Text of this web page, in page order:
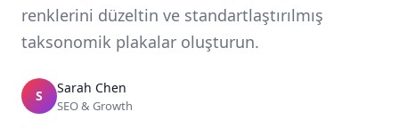
renklerini düzeltin ve standartlaştırılmış
taksonomik plakalar oluşturun.
S Sarah Chen
SEO & Growth